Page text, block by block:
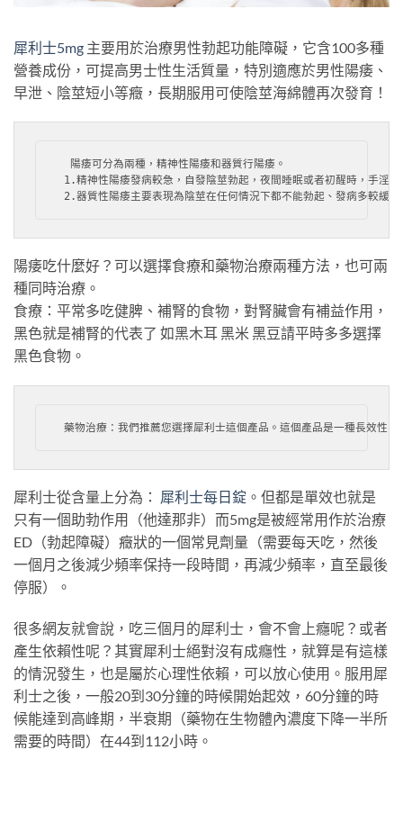
犀利士5mg 主要用於治療男性勃起功能障礙，它含100多種
營養成份，可提高男士性生活質量，特別適應於男性陽痿、
早泄、陰莖短小等癥，長期服用可使陰莖海綿體再次發育！
  陽痿可分為兩種，精神性陽痿和器質行陽痿。
1.精神性陽痿發病較急，自發陰莖勃起，夜間睡眠或者初醒時，手淫
2.器質性陽痿主要表現為陰莖在任何情況下都不能勃起、發病多較緩
陽痿吃什麼好？可以選擇食療和藥物治療兩種方法，也可兩
種同時治療。
食療：平常多吃健脾、補腎的食物，對腎臟會有補益作用，
黑色就是補腎的代表了 如黑木耳 黑米 黑豆請平時多多選擇
黑色食物。
藥物治療：我們推薦您選擇犀利士這個產品。這個產品是一種長效性
犀利士從含量上分為： 犀利士每日錠 。但都是單效也就是
只有一個助勃作用（他達那非）而5mg是被經常用作於治療
ED（勃起障礙）癥狀的一個常見劑量（需要每天吃，然後
一個月之後減少頻率保持一段時間，再減少頻率，直至最後
停服）。
很多網友就會說，吃三個月的犀利士，會不會上癮呢？或者
產生依賴性呢？其實犀利士絕對沒有成癮性，就算是有這樣
的情況發生，也是屬於心理性依賴，可以放心使用。服用犀
利士之後，一般20到30分鐘的時候開始起效，60分鐘的時
候能達到高峰期，半衰期（藥物在生物體內濃度下降一半所
需要的時間）在44到112小時。